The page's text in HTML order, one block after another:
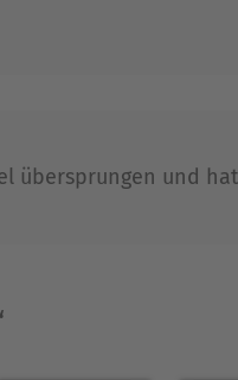
übersprungen und